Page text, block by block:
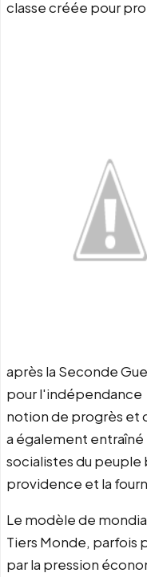
classe créée pour
après la Seconde
pour l'indépendance
notion de progrès et
a également
socialistes du peuple
providence et la
Le modèle de
Tiers Monde, parfois
par la pression